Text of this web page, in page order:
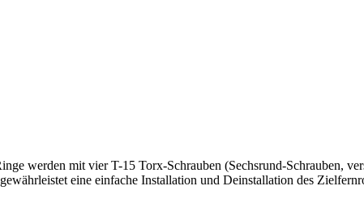
werden mit vier T-15 Torx-Schrauben (Sechsrund-Schrauben,
eine einfache Installation und Deinstallation des